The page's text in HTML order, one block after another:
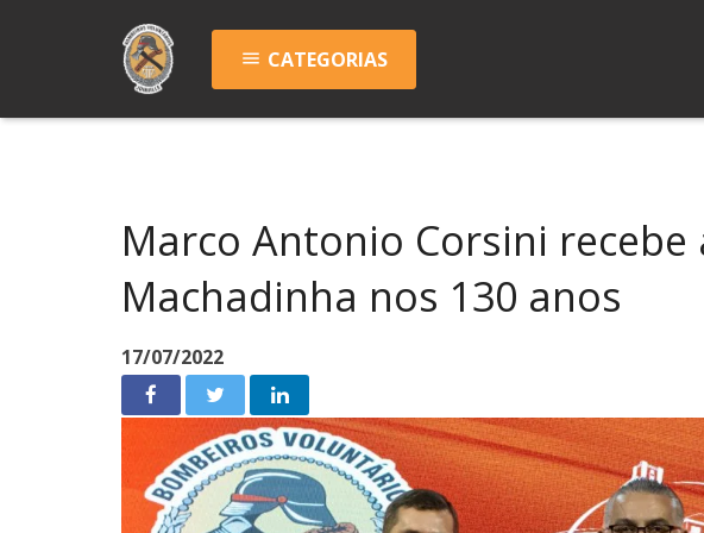
menu CATEGORIAS
Marco Antonio Corsini recebe
Machadinha nos 130 anos
17/07/2022